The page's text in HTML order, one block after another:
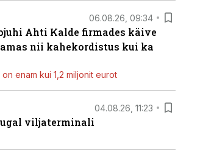
06.08.26, 09:34
Ahti Kalde firmades käive
nii kahekordistus kui ka
enam kui 1,2 miljonit eurot
04.08.26, 11:23
viljaterminali